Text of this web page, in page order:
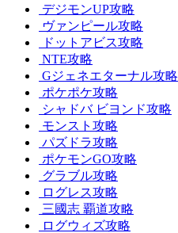
デジモンUP攻略
ヴァンピール攻略
ドットアビス攻略
NTE攻略
Gジェネエターナル攻略
ポケポケ攻略
シャドバ ビヨンド攻略
モンスト攻略
パズドラ攻略
ポケモンGO攻略
グラブル攻略
ログレス攻略
三國志 覇道攻略
ログウィズ攻略